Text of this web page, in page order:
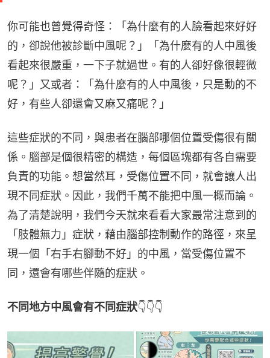
你可能也曾覺得奇怪：「為什麼有的人臉看起來好好
的，卻說他被診斷中風呢？」「為什麼有的人中風後
看起來很嚴重，一下子就過世。有的人卻好像很輕微
呢？」又或者：「為什麼有的人中風後，只是動的不
好，有些人卻還會又麻又痛呢？」
這些症狀的不同，與患者在腦部哪個位置受傷很有關
係。腦部是個很精密的構造，每個區塊都有各自需要
負責的功能。想當然耳，受傷位置不同，就會讓人出
現不同症狀。因此，我們千萬不能把中風一概而論。
為了清楚說明，我們今天就來看看大家最常注意到的
「肢體無力」症狀，藉由腦部控制動作的路徑，來呈
現一個「右手右腳動不好」的中風，當受傷位置不
同，還會有哪些伴隨的症狀。
不同地方中風會有不同症狀👇👇👇